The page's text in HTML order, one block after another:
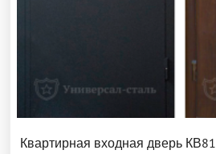
Квартирная входная дверь КВ81